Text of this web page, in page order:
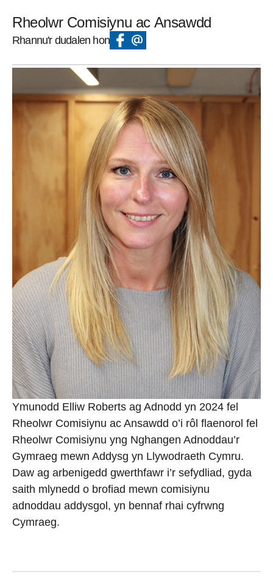
Rheolwr Comisiynu ac Ansawdd
Rhannu'r dudalen hon
Ymunodd Elliw Roberts ag Adnodd yn 2024 fel
Rheolwr Comisiynu ac Ansawdd o’i rôl flaenorol fel
Rheolwr Comisiynu yng Nghangen Adnoddau’r
Gymraeg mewn Addysg yn Llywodraeth Cymru.
Daw ag arbenigedd gwerthfawr i’r sefydliad, gyda
saith mlynedd o brofiad mewn comisiynu
adnoddau addysgol, yn bennaf rhai cyfrwng
Cymraeg.